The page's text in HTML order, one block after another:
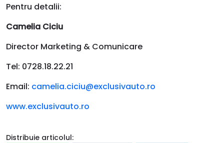
Pentru detalii:
Camelia Ciciu
Director Marketing & Comunicare
Tel: 0728.18.22.21
Email: camelia.ciciu@exclusivauto.ro
www.exclusivauto.ro
Distribuie articolul: